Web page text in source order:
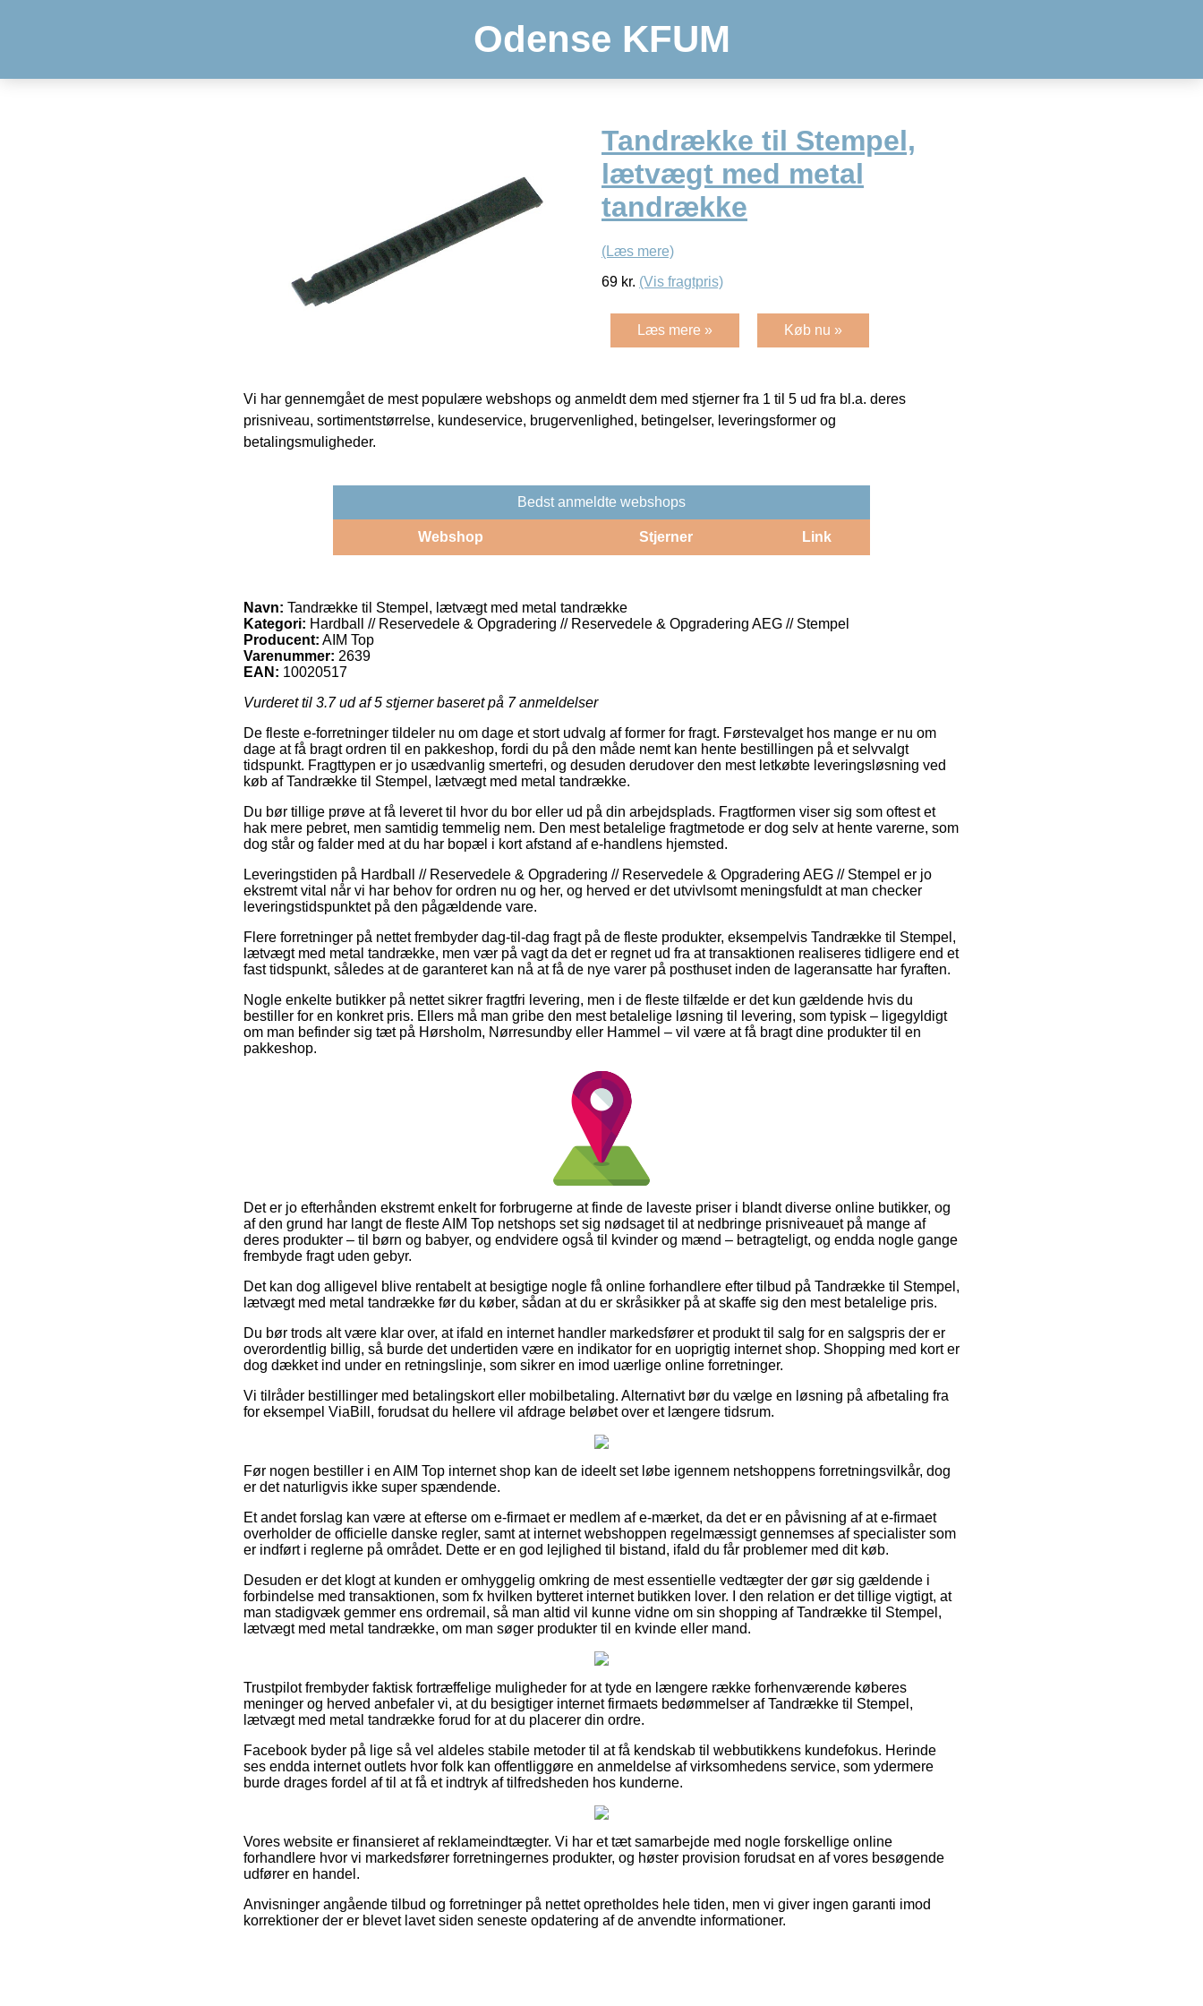
Odense KFUM
Tandrække til Stempel,
lætvægt med metal
tandrække
(Læs mere)
69 kr. (Vis fragtpris)
Læs mere » Køb nu »
Vi har gennemgået de mest populære webshops og anmeldt dem med stjerner fra 1 til 5 ud fra bl.a. deres
prisniveau, sortimentstørrelse, kundeservice, brugervenlighed, betingelser, leveringsformer og
betalingsmuligheder.
Bedst anmeldte webshops
Webshop Stjerner Link
Navn: Tandrække til Stempel, lætvægt med metal tandrække
Kategori: Hardball // Reservedele & Opgradering // Reservedele & Opgradering AEG // Stempel
Producent: AIM Top
Varenummer: 2639
EAN: 10020517
Vurderet til 3.7ud af 5 stjerner baseret på 7anmeldelser
De fleste e-forretninger tildeler nu om dage et stort udvalg af former for fragt. Førstevalget hos mange er nu om
dage at få bragt ordren til en pakkeshop, fordi du på den måde nemt kan hente bestillingen på et selvvalgt
tidspunkt. Fragttypen er jo usædvanlig smertefri, og desuden derudover den mest letkøbte leveringsløsning ved
køb af Tandrække til Stempel, lætvægt med metal tandrække.
Du bør tillige prøve at få leveret til hvor du bor eller ud på din arbejdsplads. Fragtformen viser sig som oftest et
hak mere pebret, men samtidig temmelig nem. Den mest betalelige fragtmetode er dog selv at hente varerne, som
dog står og falder med at du har bopæl i kort afstand af e-handlens hjemsted.
Leveringstiden på Hardball // Reservedele & Opgradering // Reservedele & Opgradering AEG // Stempel er jo
ekstremt vital når vi har behov for ordren nu og her, og herved er det utvivlsomt meningsfuldt at man checker
leveringstidspunktet på den pågældende vare.
Flere forretninger på nettet frembyder dag-til-dag fragt på de fleste produkter, eksempelvis Tandrække til Stempel,
lætvægt med metal tandrække, men vær på vagt da det er regnet ud fra at transaktionen realiseres tidligere end et
fast tidspunkt, således at de garanteret kan nå at få de nye varer på posthuset inden de lageransatte har fyraften.
Nogle enkelte butikker på nettet sikrer fragtfri levering, men i de fleste tilfælde er det kun gældende hvis du
bestiller for en konkret pris. Ellers må man gribe den mest betalelige løsning til levering, som typisk – ligegyldigt
om man befinder sig tæt på Hørsholm, Nørresundby eller Hammel – vil være at få bragt dine produkter til en
pakkeshop.
Det er jo efterhånden ekstremt enkelt for forbrugerne at finde de laveste priser i blandt diverse online butikker, og
af den grund har langt de fleste AIM Top netshops set sig nødsaget til at nedbringe prisniveauet på mange af
deres produkter – til børn og babyer, og endvidere også til kvinder og mænd – betragteligt, og endda nogle gange
frembyde fragt uden gebyr.
Det kan dog alligevel blive rentabelt at besigtige nogle få online forhandlere efter tilbud på Tandrække til Stempel,
lætvægt med metal tandrække før du køber, sådan at du er skråsikker på at skaffe sig den mest betalelige pris.
Du bør trods alt være klar over, at ifald en internet handler markedsfører et produkt til salg for en salgspris der er
overordentlig billig, så burde det undertiden være en indikator for en uoprigtig internet shop. Shopping med kort er
dog dækket ind under en retningslinje, som sikrer en imod uærlige online forretninger.
Vi tilråder bestillinger med betalingskort eller mobilbetaling. Alternativt bør du vælge en løsning på afbetaling fra
for eksempel ViaBill, forudsat du hellere vil afdrage beløbet over et længere tidsrum.
Før nogen bestiller i en AIM Top internet shop kan de ideelt set løbe igennem netshoppens forretningsvilkår, dog
er det naturligvis ikke super spændende.
Et andet forslag kan være at efterse om e-firmaet er medlem af e-mærket, da det er en påvisning af at e-firmaet
overholder de officielle danske regler, samt at internet webshoppen regelmæssigt gennemses af specialister som
er indført i reglerne på området. Dette er en god lejlighed til bistand, ifald du får problemer med dit køb.
Desuden er det klogt at kunden er omhyggelig omkring de mest essentielle vedtægter der gør sig gældende i
forbindelse med transaktionen, som fx hvilken bytteret internet butikken lover. I den relation er det tillige vigtigt, at
man stadigvæk gemmer ens ordremail, så man altid vil kunne vidne om sin shopping af Tandrække til Stempel,
lætvægt med metal tandrække, om man søger produkter til en kvinde eller mand.
Trustpilot frembyder faktisk fortræffelige muligheder for at tyde en længere række forhenværende køberes
meninger og herved anbefaler vi, at du besigtiger internet firmaets bedømmelser af Tandrække til Stempel,
lætvægt med metal tandrække forud for at du placerer din ordre.
Facebook byder på lige så vel aldeles stabile metoder til at få kendskab til webbutikkens kundefokus. Herinde
ses endda internet outlets hvor folk kan offentliggøre en anmeldelse af virksomhedens service, som ydermere
burde drages fordel af til at få et indtryk af tilfredsheden hos kunderne.
Vores website er finansieret af reklameindtægter. Vi har et tæt samarbejde med nogle forskellige online
forhandlere hvor vi markedsfører forretningernes produkter, og høster provision forudsat en af vores besøgende
udfører en handel.
Anvisninger angående tilbud og forretninger på nettet opretholdes hele tiden, men vi giver ingen garanti imod
korrektioner der er blevet lavet siden seneste opdatering af de anvendte informationer.